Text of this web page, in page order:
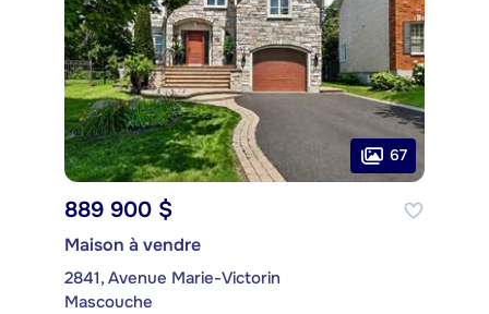
67
889 900 $
Maison à vendre
2841, Avenue Marie-Victorin
Mascouche